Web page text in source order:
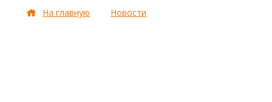
ОТРЯДЫ
ДОКУМЕНТЫ
На главную Новости